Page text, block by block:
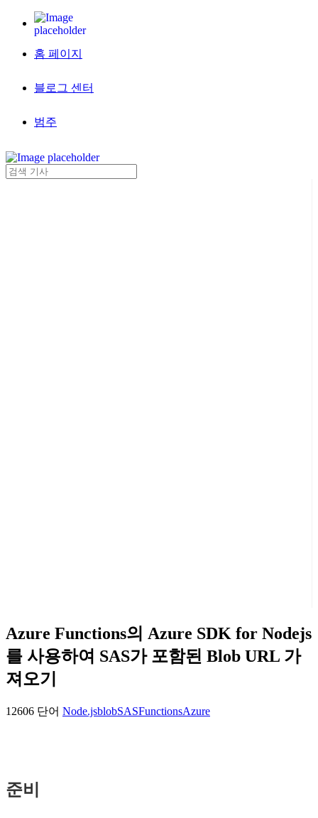
홈 페이지
블로그 센터
범주
Azure Functions의 Azure SDK for Nodejs
를 사용하여 SAS가 포함된 Blob URL 가
져오기
12606 단어 Node.jsblobSASFunctionsAzure
준비